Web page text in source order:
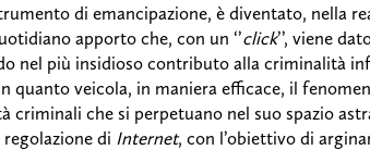
di emancipazione, è diventato, nella
apporto che, con un ‘’click’’, viene
nel più insidioso contributo alla criminalità
quanto veicola, in maniera efficace, il
criminali che si perpetuano nel suo spazio
di Internet, con l’obiettivo di